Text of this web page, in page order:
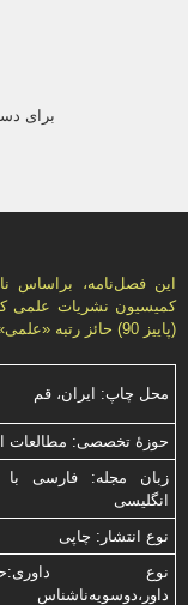
برای
(پاییز 90) حائز رتبه «علمی» گردید.
محل چاپ: ایران، قم
حوزۀ تخصصی: مطالعات
زبان مجله: فارسی با
انگلیسی
نوع انتشار: چاپی
داور،دوسویه‌ناشناس